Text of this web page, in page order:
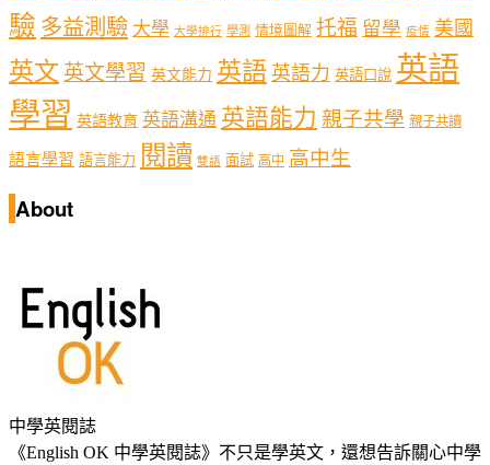
驗 多益測驗 大學 大學排行 學測 情境圖解 托福 留學 疫情 美國
英文 英文學習 英文能力 英語 英語力 英語口說 英語
學習 英語教育 英語溝通 英語能力 親子共學 親子共讀
語言學習 語言能力 閱讀 雙語 面試 高中 高中生
About
中學英閱誌
《English OK 中學英閱誌》不只是學英文，還想告訴關心中學